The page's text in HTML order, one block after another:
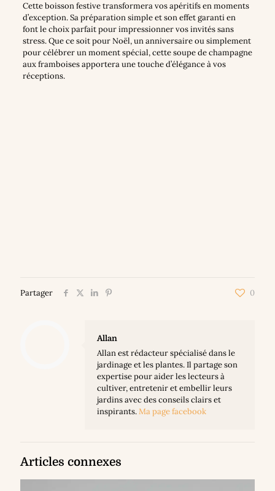
Cette boisson festive transformera vos apéritifs en moments
d’exception. Sa préparation simple et son effet garanti en
font le choix parfait pour impressionner vos invités sans
stress. Que ce soit pour Noël, un anniversaire ou simplement
pour célébrer un moment spécial, cette soupe de champagne
aux framboises apportera une touche d’élégance à vos
réceptions.
Partager 0
Allan
Allan est rédacteur spécialisé dans le
jardinage et les plantes. Il partage son
expertise pour aider les lecteurs à
cultiver, entretenir et embellir leurs
jardins avec des conseils clairs et
inspirants.Ma page facebook
Articles connexes